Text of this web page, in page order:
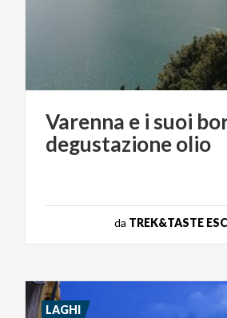
Varenna e i suoi
degustazioneolio
da TREK&TASTE
LAGHI